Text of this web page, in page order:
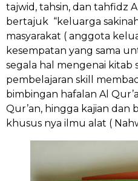
tajwid, tahsin, dan tahfidz
bertajuk “keluarga
masyarakat ( anggota
kesempatan yang sama
segala hal mengenai kitab
pembelajaran skill
bimbingan hafalan Al
Qur’an, hingga kajian dan
khusus nya ilmu alat (